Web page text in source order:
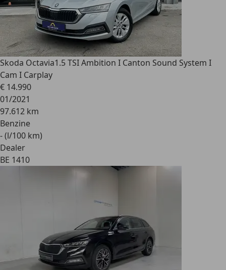
Skoda Octavia1.5 TSI Ambition I Canton Sound System I
Cam I Carplay
€ 14.990
01/2021
97.612 km
Benzine
- (l/100 km)
Dealer
BE 1410